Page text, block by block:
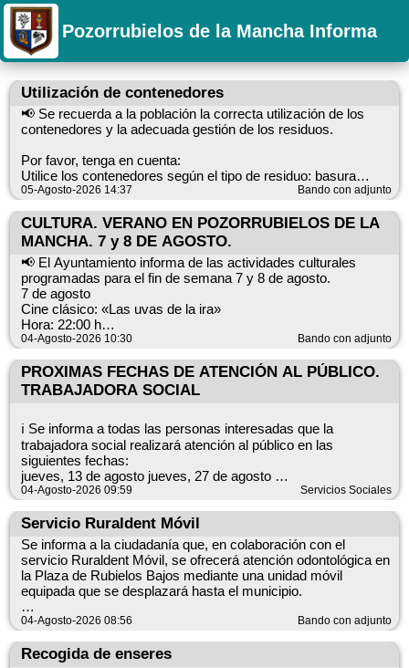
Pozorrubielos de la Mancha Informa
Utilización de contenedores
📢 Se recuerda a la población la correcta utilización de los
contenedores y la adecuada gestión de los residuos.
Por favor, tenga en cuenta:
Utilice los contenedores según el tipo de residuo: basura
corriente, vidrio, papel y cartón, aceite y envases. Está
depositar enseres personales, colchones, maderas u otros
objetos voluminosos sobre la vía pública. No vierta
escombros, cenizas calientes ni residuos que no
correspondan al contenedor.
Disponemos de un punto limpio para el tratamiento correcto de
los residuos que no deben ir a los contenedores. Además, se
ha incorporado recientemente un contenedor específico para
escombros.
El almacén de la calle Manzanas NO es un punto limpio. Se
ruega encarecidamente no arrojar objetos por encima de la
valla.
Desde el inicio del verano se detectan incidencias graves de
forma semanal, lo que genera un coste económico y requiere
tiempo del personal municipal. Se solicita la colaboración y el
respeto de todas los vecinos para mantener limpios nuestros
pueblos.
Se tramitarán sanciones económicas para las infracciones
detectadas.
05-Agosto-2026 14:37 Bando con adjunto
CULTURA. VERANO EN POZORRUBIELOS DE LA
MANCHA. 7 y 8 DE AGOSTO.
📢 El Ayuntamiento informa de las actividades culturales
programadas para el fin de semana 7 y 8 de agosto.
7 de agosto
Cine clásico: «Las uvas de la ira»
Hora: 22:00 h
Lugar: Casa de la Cultura (Baile), Rubielos Bajos. 8 de agosto
Lugar: Centro Social (Ayuntamiento), Rubielos Bajos.
19:30 h: Tardeo «Flamenco Amanecer»
Fechas: 7 y 8 de agosto. Actividades: proyección de cine
clásico; clausura de exposición de pintura; tardeo flamenco.
Horarios: 22:00 h (cine); 12:00–14:00 h (clausura exposición);
19:30 h (tardeo). Lugares: Casa de la Cultura (Baile), Centro
Social (Ayuntamiento) y Plaza Mayor — todos en Rubielos
Bajos.
Les invitamos a participar en estas actividades organizadas
por el Ayuntamiento.
04-Agosto-2026 10:30 Bando con adjunto
PROXIMAS FECHAS DE ATENCIÓN AL PÚBLICO.
TRABAJADORA SOCIAL
ℹ️ Se informa a todas las personas interesadas que la
trabajadora social realizará atención al público en las
siguientes fechas:
jueves, 13 de agosto jueves, 27 de agosto
Datos clave:
jueves, 27 de agosto
Para más información, diríjanse al Ayuntamiento.
04-Agosto-2026 09:59 Servicios Sociales
Servicio Ruraldent Móvil
Se informa a la ciudadanía que, en colaboración con el
servicio Ruraldent Móvil, se ofrecerá atención odontológica en
la Plaza de Rubielos Bajos mediante una unidad móvil
equipada que se desplazará hasta el municipio.
Las personas interesadas deberán inscribirse en las oficinas
el listado de pacientes.
04-Agosto-2026 08:56 Bando con adjunto
Recogida de enseres